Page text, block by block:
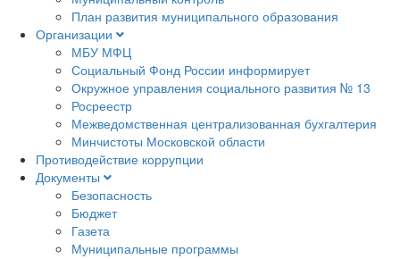
План развития муниципального образования
Организации
МБУ МФЦ
Социальный Фонд России информирует
Окружное управления социального развития № 13
Росреестр
Межведомственная централизованная бухгалтерия
Минчистоты Московской области
Противодействие коррупции
Документы
Безопасность
Бюджет
Газета
Муниципальные программы